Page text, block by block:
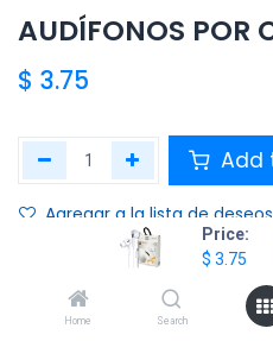
Price:
$ 3.75
Home Search
AUDÍFONOS POR
$ 3.75
Add
Agregar a la lista de deseos
Terms and Conditions :